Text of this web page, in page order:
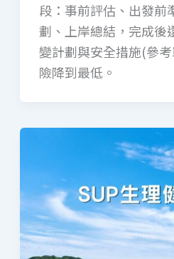
段：事前評估、出發前
劃、上岸總結，完成後
變計劃與安全措施(參
險降到最低。